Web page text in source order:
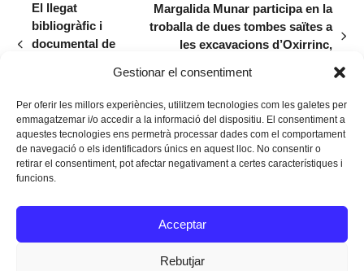
Gestionar el consentiment
Per oferir les millors experiències, utilitzem tecnologies com les galetes per
emmagatzemar i/o accedir a la informació del dispositiu. El consentiment a
aquestes tecnologies ens permetrà processar dades com el comportament
de navegació o els identificadors únics en aquest lloc. No consentir o
retirar el consentiment, pot afectar negativament a certes característiques i
funcions.
Acceptar
Rebutjar
previous
El llegat
bibliogràfic i
documental de
Margalida Munar participa en la
troballa de dues tombes saïtes a
les excavacions d’Oxirrinc,
Instagram
Facebook
Twitter
Texts Legals